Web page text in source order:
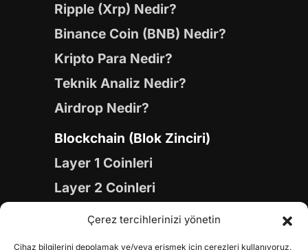
Çerez tercihlerinizi yönetin
Cihaz bilgilerini depolamak ve/veya erişmek için çerezleri kullanıyoruz.
Ripple (Xrp) Nedir?
Binance Coin (BNB) Nedir?
Kripto Para Nedir?
Teknik Analiz Nedir?
Airdrop Nedir?
Blockchain (Blok Zinciri)
Layer 1 Coinleri
Layer 2 Coinleri
Yapay Zeka (AI) Coinleri